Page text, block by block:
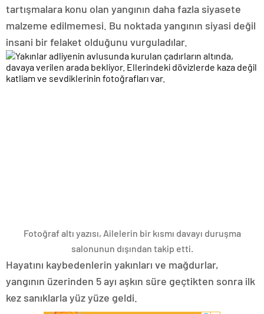
tartışmalara konu olan yangının daha fazla siyasete
malzeme edilmemesi. Bu noktada yangının siyasi değil
insani bir felaket olduğunu vurguladılar.
Fotoğraf altı yazısı, Ailelerin bir kısmı davayı duruşma
salonunun dışından takip etti.
Hayatını kaybedenlerin yakınları ve mağdurlar,
yangının üzerinden 5 ayı aşkın süre geçtikten sonra ilk
kez sanıklarla yüz yüze geldi.